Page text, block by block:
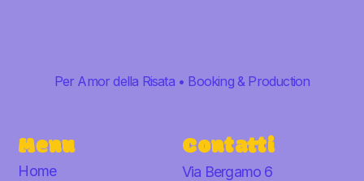
Per Amor della Risata • Booking & Production
Menu
Home
Contatti
Via Bergamo 6